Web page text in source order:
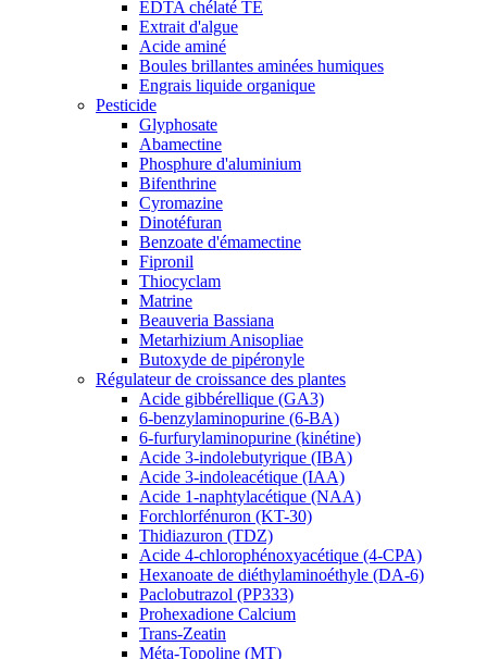
EDTA chélaté TE
Extrait d'algue
Acide aminé
Boules brillantes aminées humiques
Engrais liquide organique
Pesticide
Glyphosate
Abamectine
Phosphure d'aluminium
Bifenthrine
Cyromazine
Dinotéfuran
Benzoate d'émamectine
Fipronil
Thiocyclam
Matrine
Beauveria Bassiana
Metarhizium Anisopliae
Butoxyde de pipéronyle
Régulateur de croissance des plantes
Acide gibbérellique (GA3)
6-benzylaminopurine (6-BA)
6-furfurylaminopurine (kinétine)
Acide 3-indolebutyrique (IBA)
Acide 3-indoleacétique (IAA)
Acide 1-naphtylacétique (NAA)
Forchlorfénuron (KT-30)
Thidiazuron (TDZ)
Acide 4-chlorophénoxyacétique (4-CPA)
Hexanoate de diéthylaminoéthyle (DA-6)
Paclobutrazol (PP333)
Prohexadione Calcium
Trans-Zeatin
Méta-Topoline (MT)